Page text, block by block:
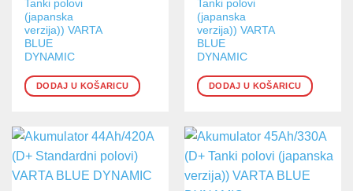
Tanki polovi
(japanska
verzija)) VARTA
BLUE
DYNAMIC
DODAJ U KOŠARICU
Tanki polovi
(japanska
verzija)) VARTA
BLUE
DYNAMIC
DODAJ U KOŠARICU